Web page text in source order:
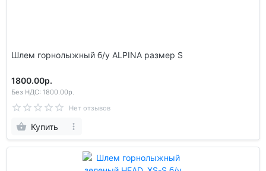
Шлем гoрнолыжный б/у ALPINA размер S
1800.00р.
Без НДС: 1800.00р.
Нет отзывов
Купить